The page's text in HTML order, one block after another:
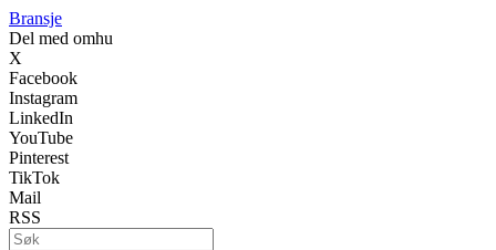
Bransje
Del med omhu
X
Facebook
Instagram
LinkedIn
YouTube
Pinterest
TikTok
Mail
RSS